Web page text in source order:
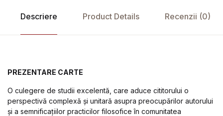
Descriere Product Details Recenzii (0)
PREZENTARE CARTE
O culegere de studii excelentă, care aduce cititorului o
perspectivă complexă și unitară asupra preocupărilor autorului
și a semnificațiilor practicilor filosofice în comunitatea